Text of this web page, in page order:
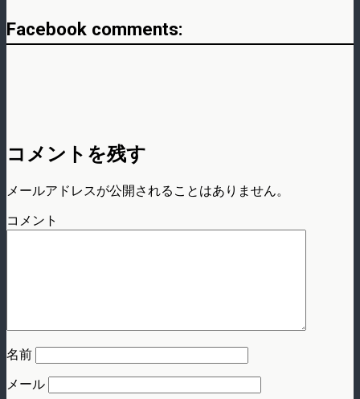
Facebook comments:
コメントを残す
メールアドレスが公開されることはありません。
コメント
名前
メール